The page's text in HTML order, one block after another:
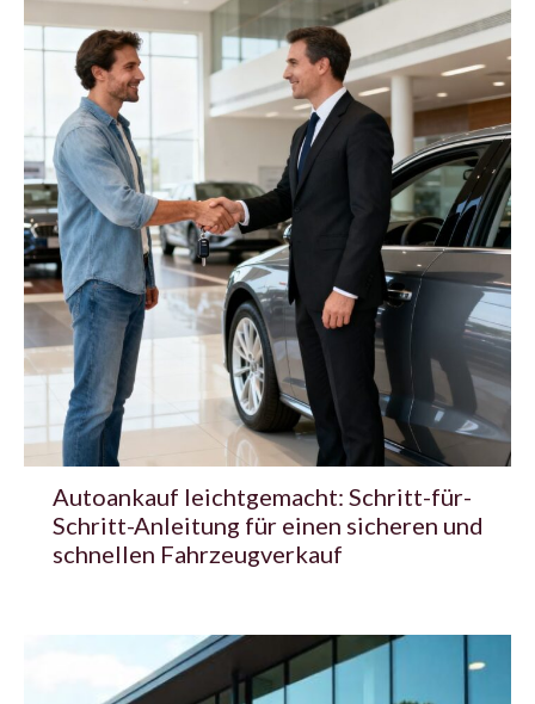
Autoankauf leichtgemacht: Schritt-für-
Schritt-Anleitung für einen sicheren und
schnellen Fahrzeugverkauf